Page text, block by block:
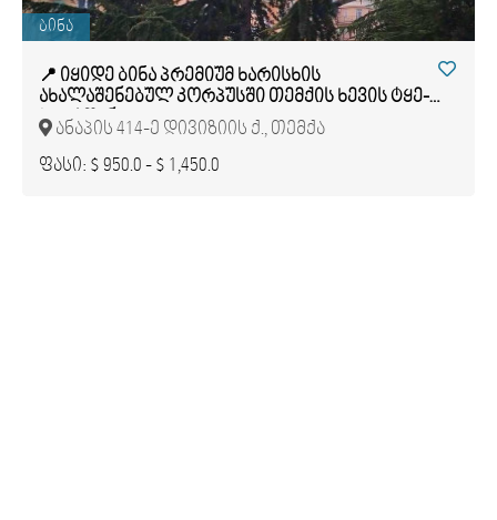
ბინა
📍 იყიდე ბინა პრემიუმ ხარისხის
ახალაშენებულ კორპუსში თემქის ხევის ტყე-
პარკთან
ანაპის 414-ე დივიზიის ქ., თემქა
ფასი: $ 950.0 - $ 1,450.0